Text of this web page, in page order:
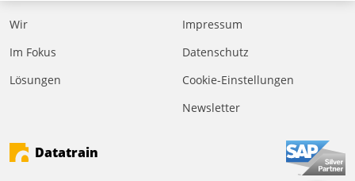
Wir
Im Fokus
Lösungen
Impressum
Datenschutz
Cookie-Einstellungen
Newsletter
Datatrain